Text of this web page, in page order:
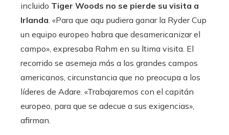
incluido Tiger Woods no se pierde su visita a
Irlanda. «Para que aqu pudiera ganar la Ryder Cup
un equipo europeo habra que desamericanizar el
campo», expresaba Rahm en su ltima visita. El
recorrido se asemeja más a los grandes campos
americanos, circunstancia que no preocupa a los
líderes de Adare. «Trabajaremos con el capitán
europeo, para que se adecue a sus exigencias»,
afirman.